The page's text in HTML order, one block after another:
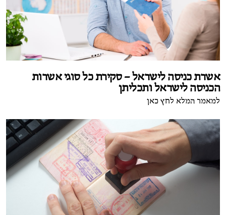
אשרת כניסה לישראל – סקירת כל סוגי אשרות
הכניסה לישראל ותכליתן
למאמר המלא לחץ כאן